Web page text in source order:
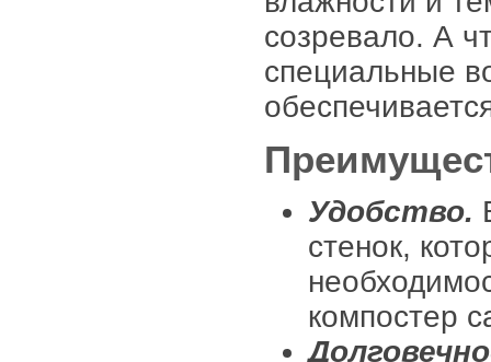
созревало. А
специальные
Удобство.
стенок,
компостер